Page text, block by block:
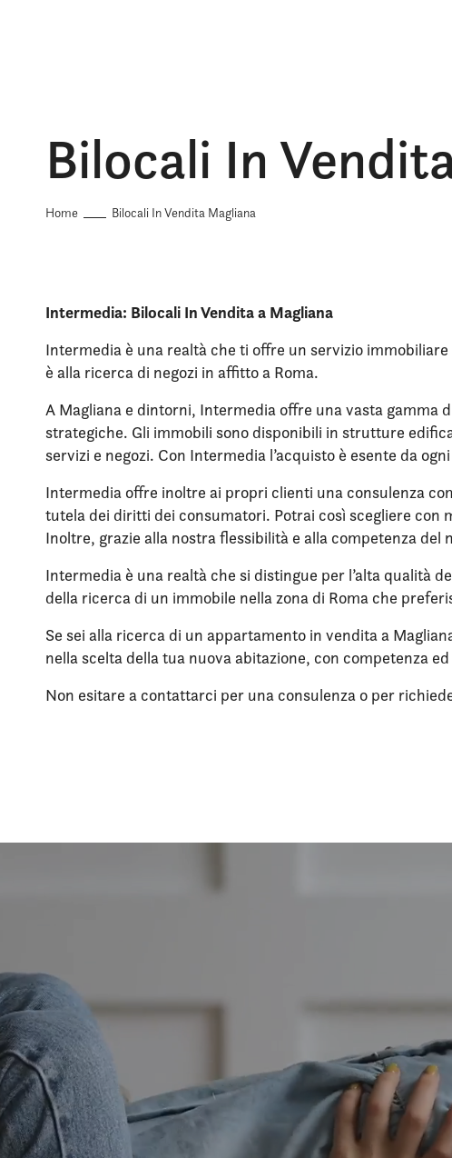
Bilocali In
Home Bilocali In Vendita Magliana
Intermedia: Bilocali In Vendita a Magliana
Intermedia è una realtà che ti offre un servizio
è alla ricerca di negozi in affitto a Roma.
A Magliana e dintorni, Intermedia offre una vasta
strategiche. Gli immobili sono disponibili in strutture
servizi e negozi. Con Intermedia l’acquisto è esente da
Intermedia offre inoltre ai propri clienti una consulenza
tutela dei diritti dei consumatori. Potrai così scegliere con
Inoltre, grazie alla nostra flessibilità e alla competenza
Intermedia è una realtà che si distingue per l’alta qualità
della ricerca di un immobile nella zona di Roma che
Se sei alla ricerca di un appartamento in vendita a
nella scelta della tua nuova abitazione, con competenza
Non esitare a contattarci per una consulenza o per